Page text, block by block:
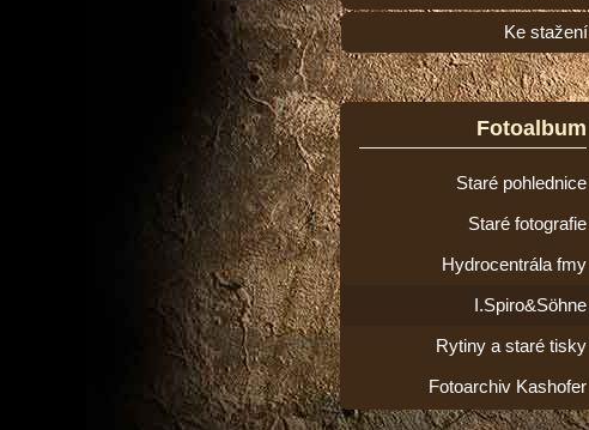
Ke stažení
Fotoalbum
Staré pohlednice
Staré fotografie
Hydrocentrála fmy
I.Spiro&Söhne
Rytiny a staré tisky
Fotoarchiv Kashofer